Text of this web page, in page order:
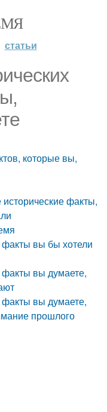
статьи
которые вы,
факты,
факты вы бы хотели
факты вы думаете,
факты вы думаете,
прошлого